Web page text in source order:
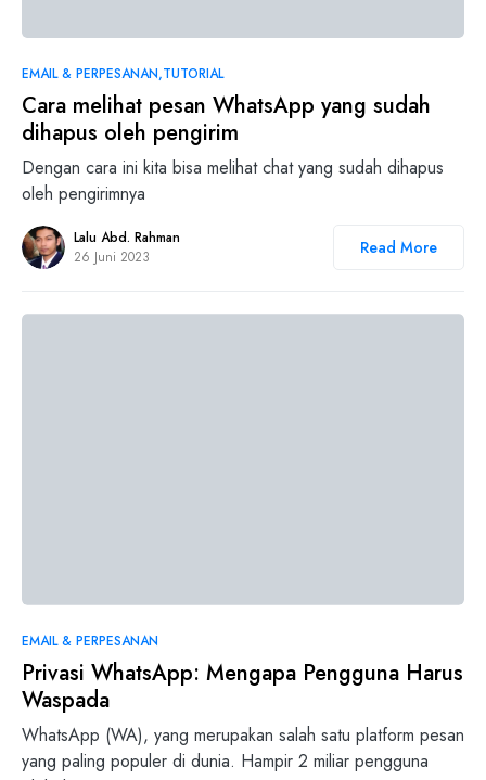
EMAIL & PERPESANAN TUTORIAL
Cara melihat pesan WhatsApp yang sudah
dihapus oleh pengirim
Dengan cara ini kita bisa melihat chat yang sudah dihapus
oleh pengirimnya
Lalu Abd. Rahman
26 Juni 2023
Read More
EMAIL & PERPESANAN
Privasi WhatsApp: Mengapa Pengguna Harus
Waspada
WhatsApp (WA), yang merupakan salah satu platform pesan
yang paling populer di dunia. Hampir 2 miliar pengguna